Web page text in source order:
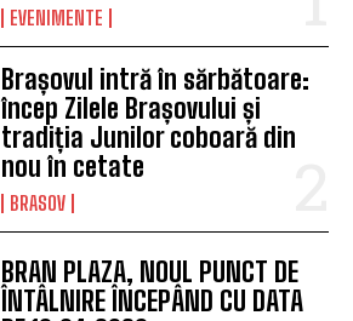
EVENIMENTE
Brașovul intră în sărbătoare:
încep Zilele Brașovului și
tradiția Junilor coboară din
nou în cetate
BRASOV
BRAN PLAZA, NOUL PUNCT DE
ÎNTÂLNIRE ÎNCEPÂND CU DATA